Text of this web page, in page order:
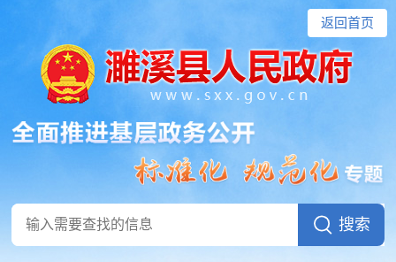
返回首页
公共法律服务
财政预决算
社会保险
保障性住房